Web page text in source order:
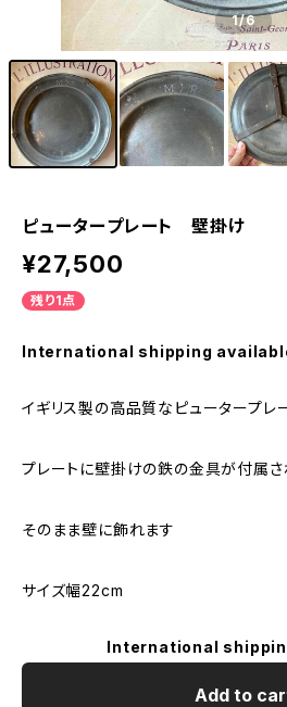
1/6
ピュータープレート 壁掛け
¥27,500
残り1点
International shipping
イギリス製の高品質なピュータープレ
プレートに壁掛けの鉄の金具が付属さ
そのまま壁に飾れます
サイズ幅22cm
International
Add to